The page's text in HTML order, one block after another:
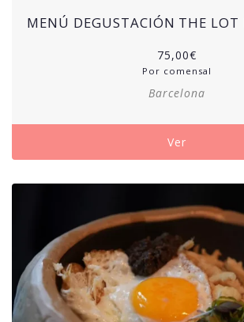
MENÚ DEGUSTACIÓN THE LOT
75,00€
Por comensal
Barcelona
Ver